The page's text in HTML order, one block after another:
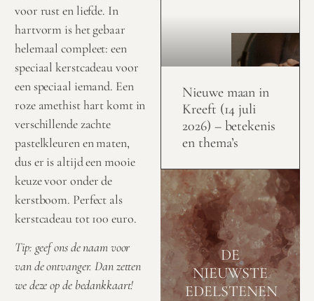
voor rust en liefde. In
hartvorm is het gebaar
helemaal compleet: een
speciaal kerstcadeau voor
een speciaal iemand. Een
roze amethist hart komt in
verschillende zachte
pastelkleuren en maten,
dus er is altijd een mooie
keuze voor onder de
kerstboom. Perfect als
kerstcadeau tot 100 euro.
Tip: geef ons de naam voor
van de ontvanger. Dan zetten
we deze op de bedankkaart!
Nieuwe maan in
Kreeft (14 juli
2026) – betekenis
en thema’s
DE
NIEUWSTE
EDELSTENEN